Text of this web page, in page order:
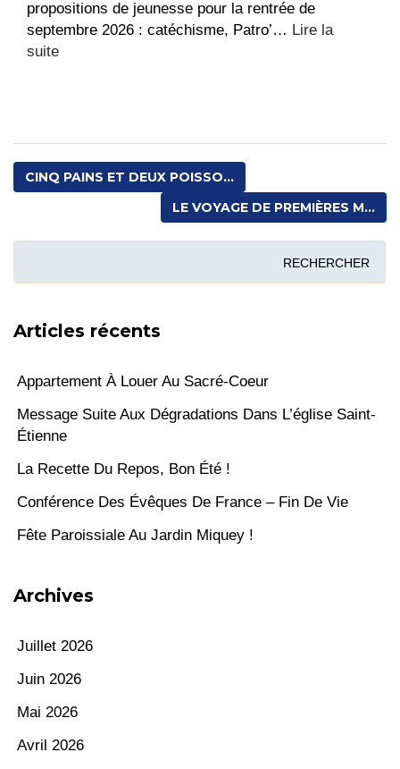
propositions de jeunesse pour la rentrée de
septembre 2026 : catéchisme, Patro’… Lire la
suite:
la
JEUNESSE
CINQ PAINS ET DEUX POISSO...
LE VOYAGE DE PREMIÈRES M...
Articles récents
Appartement À Louer Au Sacré-Coeur
Message Suite Aux Dégradations Dans L’église Saint-
Étienne
La Recette Du Repos, Bon Été !
Conférence Des Évêques De France – Fin De Vie
Fête Paroissiale Au Jardin Miquey !
Archives
Juillet 2026
Juin 2026
Mai 2026
Avril 2026